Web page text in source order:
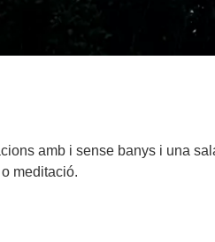
amb i sense banys i una
meditació.